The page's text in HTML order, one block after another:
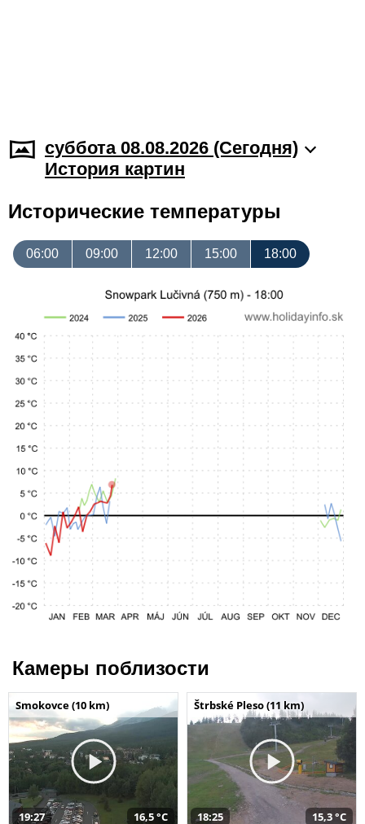
суббота 08.08.2026 (Cегодня)
История картин
Исторические температуры
06:00 09:00 12:00 15:00 18:00
Камеры поблизости
Smokovce (10 km)
19:27 16,5 °C
Štrbské Pleso (11 km)
18:25 15,3 °C